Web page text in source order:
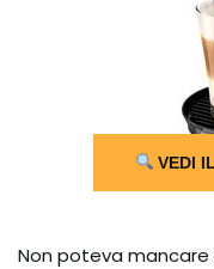
VEDI
Non poteva mancare